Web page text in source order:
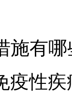
施有
疫性